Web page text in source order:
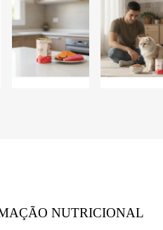
NUTRICIONAL